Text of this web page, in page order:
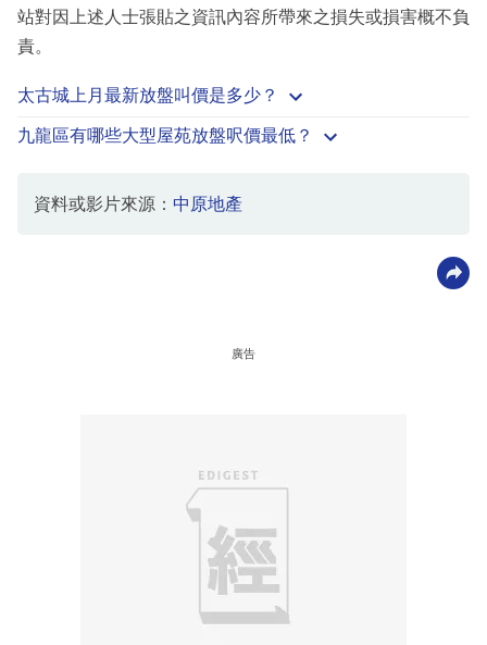
站對因上述人士張貼之資訊內容所帶來之損失或損害概不負
責。
太古城上月最新放盤叫價是多少？
九龍區有哪些大型屋苑放盤呎價最低？
資料或影片來源： 中原地產
廣告